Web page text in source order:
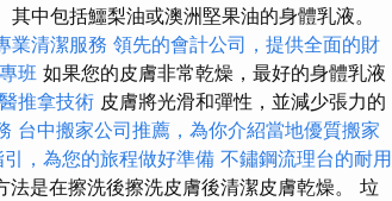
中包括鱷梨油或澳洲堅果油的身體乳液。
業清潔服務 領先的會計公司，提供全面的財
班 如果您的皮膚非常乾燥，最好的身體乳液
推拿技術 皮膚將光滑和彈性，並減少張力的
台中搬家公司推薦，為你介紹當地優質搬家
，為您的旅程做好準備 不鏽鋼流理台的耐用
是在擦洗後擦洗皮膚後清潔皮膚乾燥。 垃